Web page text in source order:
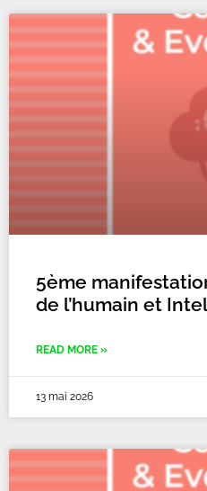
5ème
de l’humain et
READ MORE »
13 mai 2026